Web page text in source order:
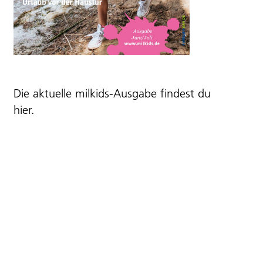
Die aktuelle milkids-Ausgabe findest du
hier.